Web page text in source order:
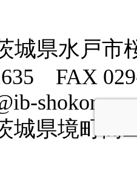
城県水戸市
FAX
県境町商